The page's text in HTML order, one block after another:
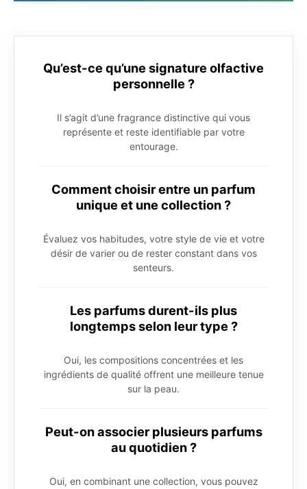
Qu’est-ce qu’une signature olfactive
personnelle ?
Il s’agit d’une fragrance distinctive qui vous
représente et reste identifiable par votre
entourage.
Comment choisir entre un parfum
unique et une collection ?
Évaluez vos habitudes, votre style de vie et votre
désir de varier ou de rester constant dans vos
senteurs.
Les parfums durent-ils plus
longtemps selon leur type ?
Oui, les compositions concentrées et les
ingrédients de qualité offrent une meilleure tenue
sur la peau.
Peut-on associer plusieurs parfums
au quotidien ?
Oui, en combinant une collection, vous pouvez